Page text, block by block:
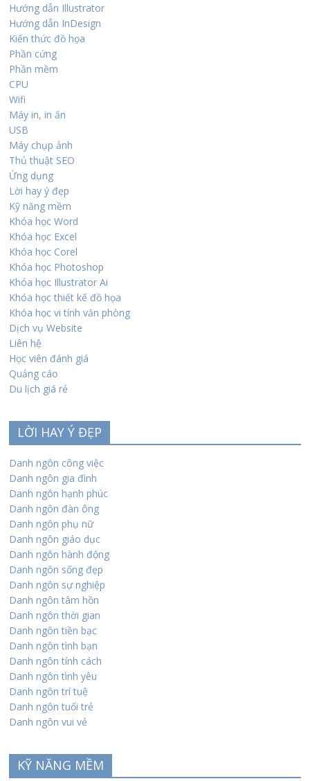
Hướng dẫn Illustrator
Hướng dẫn InDesign
Kiến thức đồ họa
Phần cứng
Phần mềm
CPU
Wifi
Máy in, in ấn
USB
Máy chụp ảnh
Thủ thuật SEO
Ứng dụng
Lời hay ý đẹp
Kỹ năng mềm
Khóa học Word
Khóa học Excel
Khóa học Corel
Khóa học Photoshop
Khóa học Illustrator Ai
Khóa học thiết kế đồ họa
Khóa học vi tính văn phòng
Dịch vụ Website
Liên hệ
Học viên đánh giá
Quảng cáo
Du lịch giá rẻ
LỜI HAY Ý ĐẸP
Danh ngôn công việc
Danh ngôn gia đình
Danh ngôn hạnh phúc
Danh ngôn đàn ông
Danh ngôn phụ nữ
Danh ngôn giáo dục
Danh ngôn hành động
Danh ngôn sống đẹp
Danh ngôn sự nghiệp
Danh ngôn tâm hồn
Danh ngôn thời gian
Danh ngôn tiền bạc
Danh ngôn tình bạn
Danh ngôn tính cách
Danh ngôn tình yêu
Danh ngôn trí tuệ
Danh ngôn tuổi trẻ
Danh ngôn vui vẻ
KỸ NĂNG MỀM